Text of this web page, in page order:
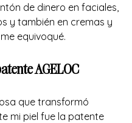
de dinero en faciales,
y también en cremas y
equivoqué.
AGELOC
que transformó
mi piel fue la patente